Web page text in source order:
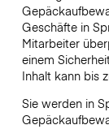
Geschäfte in
Mitarbeiter
einem
Inhalt kann bis
Sie werden in